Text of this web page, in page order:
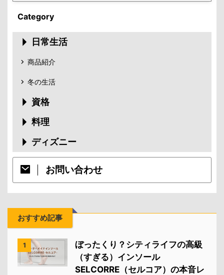
Category
日常生活
商品紹介
冬の生活
資格
料理
ディズニー
お問い合わせ
おすすめ記事
1
ぼったくり？シティライフの高級
（すぎる）インソール
SELCORRE（セルコア）の本音レ